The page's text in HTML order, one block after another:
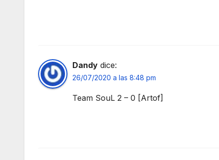
Dandy dice:
26/07/2020 a las 8:48 pm
Team SouL 2 – 0 [Artof]